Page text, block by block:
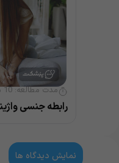
مدت مطالعه:10
نمایش دیدگاه ها